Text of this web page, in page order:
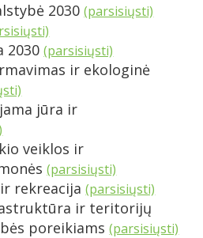
2030(parsisiųsti)
2030(parsisiųsti)
ir ekologinė
jūra ir
veiklos ir
(parsisiųsti)
rekreacija(parsisiųsti)
ir teritorijų
poreikiams(parsisiųsti)